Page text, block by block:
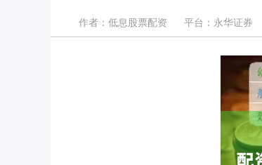
作者：低息股票配资 平台：永华证券